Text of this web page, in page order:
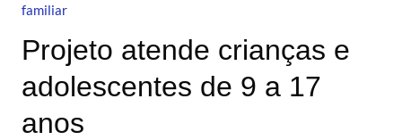
familiar
Projeto atende crianças e
adolescentes de 9 a 17
anos